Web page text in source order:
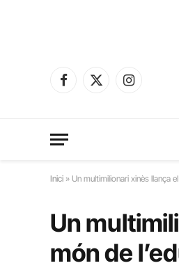
Facebook
X
Instagram
Inici » Un multimilionari xinès llança
Un
món de